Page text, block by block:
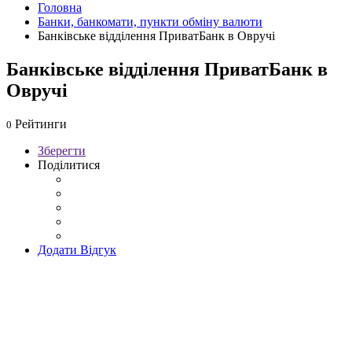
Головна
Банки, банкомати, пункти обміну валюти
Банківське відділення ПриватБанк в Овручі
Банківське відділення ПриватБанк в
Овручі
0 Рейтинги
Зберегти
Поділитися
Додати Відгук